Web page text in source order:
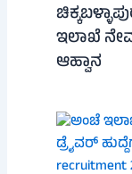
ಇಲಾಖೆ
ಆಹ್ವಾನ